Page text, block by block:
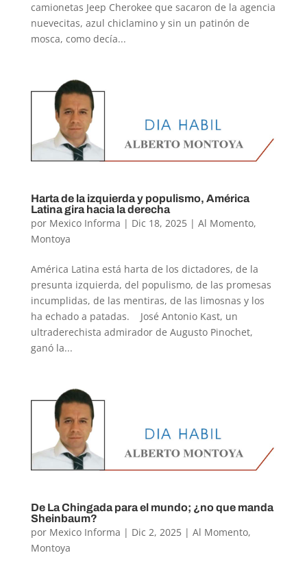
camionetas Jeep Cherokee que sacaron de la agencia
nuevecitas, azul chiclamino y sin un patinón de
mosca, como decía...
Harta de la izquierda y populismo, América
Latina gira hacia la derecha
por Mexico Informa | Dic 18, 2025| Al Momento,
Montoya
América Latina está harta de los dictadores, de la
presunta izquierda, del populismo, de las promesas
incumplidas, de las mentiras, de las limosnas y los
ha echado a patadas. José Antonio Kast, un
ultraderechista admirador de Augusto Pinochet,
ganó la...
De La Chingada para el mundo; ¿no que manda
Sheinbaum?
por Mexico Informa | Dic 2, 2025| Al Momento,
Montoya